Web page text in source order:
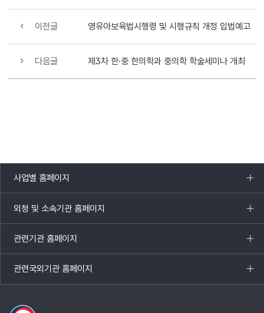
이전글 영유아보육법시행령 및 시행규칙 개정 입법예고
다음글 제3차 한·중 한의학과 중의학 학술세미나 개최
사업별 홈페이지
목록
열기
외청 및 소속기관 홈페이지
목록
열기
관련기관 홈페이지
목록
열기
관련국외기관 홈페이지
목록
열기